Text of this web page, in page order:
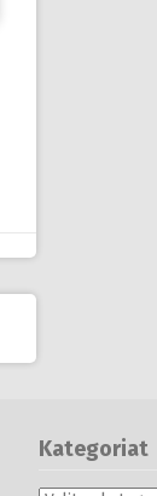
Kategoriat